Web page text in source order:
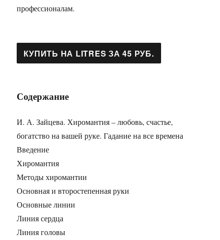
профессионалам.
Содержание
И. А. Зайцева. Хиромантия – любовь, счастье,
богатство на вашей руке. Гадание на все времена
Введение
Хиромантия
Методы хиромантии
Основная и второстепенная руки
Основные линии
Линия сердца
Линия головы